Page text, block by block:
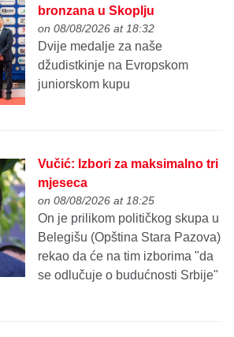
bronzana u Skoplju
on 08/08/2026 at 18:32
Dvije medalje za naše
džudistkinje na Evropskom
juniorskom kupu
Vučić: Izbori za maksimalno tri
mjeseca
on 08/08/2026 at 18:25
On je prilikom političkog skupa u
Belegišu (Opština Stara Pazova)
rekao da će na tim izborima "da
se odlučuje o budućnosti Srbije"